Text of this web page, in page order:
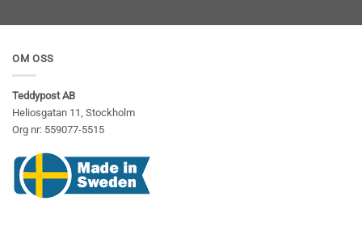
OM OSS
Teddypost AB
Heliosgatan 11, Stockholm
Org nr: 559077-5515